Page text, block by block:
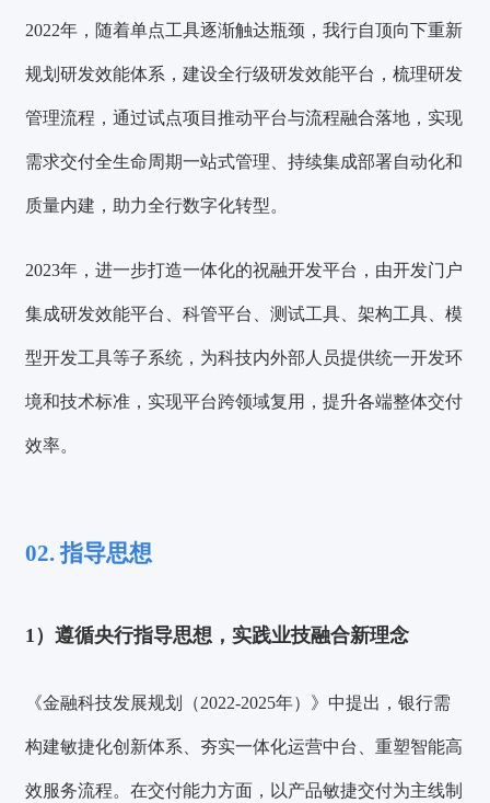
2022年，随着单点工具逐渐触达瓶颈，我行自顶向下重新
规划研发效能体系，建设全行级研发效能平台，梳理研发
管理流程，通过试点项目推动平台与流程融合落地，实现
需求交付全生命周期一站式管理、持续集成部署自动化和
质量内建，助力全行数字化转型。
2023年，进一步打造一体化的祝融开发平台，由开发门户
集成研发效能平台、科管平台、测试工具、架构工具、模
型开发工具等子系统，为科技内外部人员提供统一开发环
境和技术标准，实现平台跨领域复用，提升各端整体交付
效率。
02. 指导思想
1）遵循央行指导思想，实践业技融合新理念
《金融科技发展规划（2022-2025年）》中提出，银行需
构建敏捷化创新体系、夯实一体化运营中台、重塑智能高
效服务流程。在交付能力方面，以产品敏捷交付为主线制